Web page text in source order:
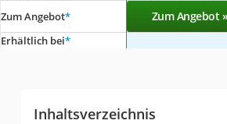
Zum Angebot* Zum Angebot »
Erhältlich bei*
Inhaltsverzeichnis